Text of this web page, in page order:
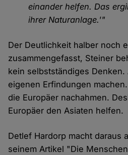
einander helfen. Das
ihrer Naturanlage.'"
Der Deutlichkeit halber noch
zusammengefasst, Steiner
kein selbstständiges
eigenen Erfindungen
die Europäer nachahmen.
Europäer den Asiaten helfen.
Detlef Hardorp macht daraus
seinem Artikel "Die